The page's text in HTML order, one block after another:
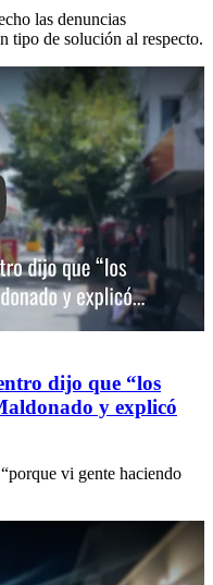
las denuncias
tipo de solución al respecto.
Reconocido comerciante del
dijo que “los
y explicó
vi gente haciendo